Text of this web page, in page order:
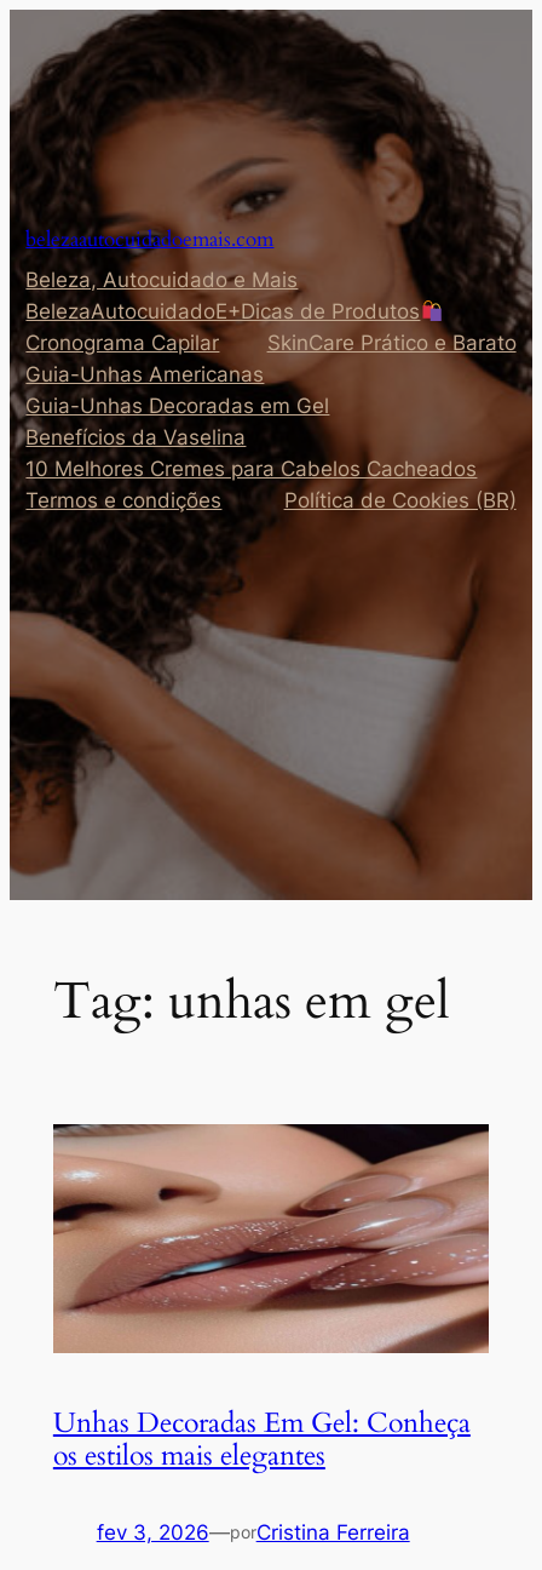
para
conteúdo
belezaautocuidadoemais.com
Beleza, Autocuidado e Mais
BelezaAutocuidadoE+Dicas de Produtos
Cronograma Capilar
SkinCare Prático e Barato
Guia-Unhas Americanas
Guia-Unhas Decoradas em Gel
Benefícios da Vaselina
10 Melhores Cremes para Cabelos Cacheados
Termos e condições
Política de Cookies (BR)
Tag: unhas em gel
Unhas Decoradas Em Gel: Conheça
os estilos mais elegantes
fev 3, 2026—porCristina Ferreira